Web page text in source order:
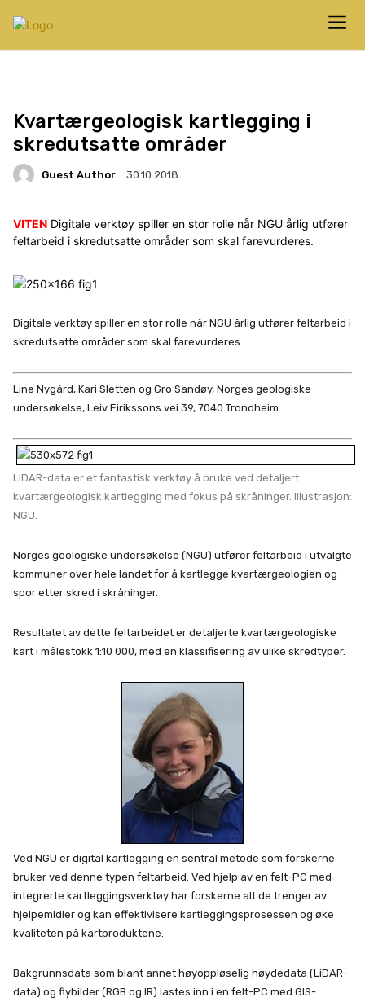
Kvartærgeologisk kartlegging i
skredutsatte områder
Guest Author 30.10.2018
VITEN Digitale verktøy spiller en stor rolle når NGU årlig utfører
feltarbeid i skredutsatte områder som skal farevurderes.
Digitale verktøy spiller en stor rolle når NGU årlig utfører feltarbeid i
skredutsatte områder som skal farevurderes.
Line Nygård, Kari Sletten og Gro Sandøy, Norges geologiske
undersøkelse, Leiv Eirikssons vei 39, 7040 Trondheim.
LiDAR-data er et fantastisk verktøy å bruke ved detaljert
kvartærgeologisk kartlegging med fokus på skråninger. Illustrasjon:
NGU.
Norges geologiske undersøkelse (NGU) utfører feltarbeid i utvalgte
kommuner over hele landet for å kartlegge kvartærgeologien og
spor etter skred i skråninger.
Resultatet av dette feltarbeidet er detaljerte kvartærgeologiske
kart i målestokk 1:10 000, med en klassifisering av ulike skredtyper.
Ved NGU er digital kartlegging en sentral metode som forskerne
bruker ved denne typen feltarbeid. Ved hjelp av en felt-PC med
integrerte kartleggingsverktøy har forskerne alt de trenger av
hjelpemidler og kan effektivisere kartleggingsprosessen og øke
kvaliteten på kartproduktene.
Bakgrunnsdata som blant annet høyoppløselig høydedata (LiDAR-
data) og flybilder (RGB og IR) lastes inn i en felt-PC med GIS-